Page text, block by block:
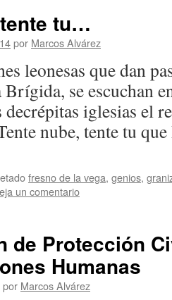
tu…
por Marcos Alvárez
leonesas que dan
Brígida, se escuchan
decrépitas iglesias el
nube, tente tu
fresno de la vega, genios,
un comentario
de Protección
Humanas
por Marcos Alvárez